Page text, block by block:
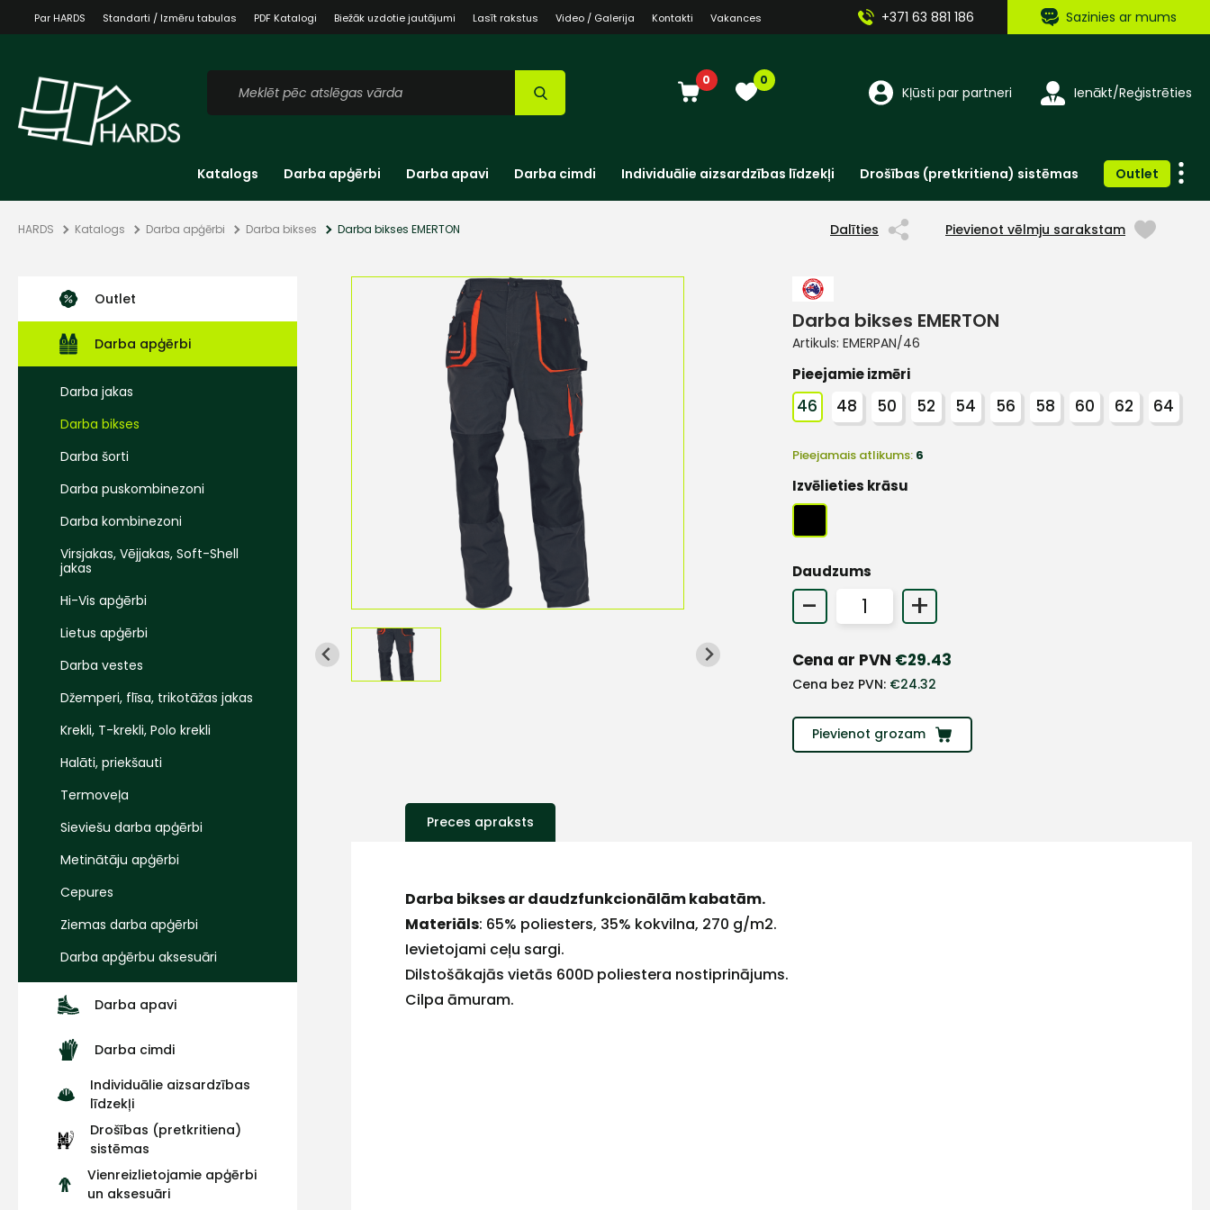
Par HARDS Standarti / Izmēru tabulas PDF Katalogi Biežāk uzdotie jautājumi Lasīt rakstus Video / Galerija Kontakti Vakances +371 63 881 186 Sazinies ar mums
0 0
Kļūsti par partneri Ienākt/Reģistrēties
Katalogs Darba apģērbi Darba apavi Darba cimdi Individuālie aizsardzības līdzekļi Drošības (pretkritiena) sistēmas Outlet
HARDS Katalogs Darba apģērbi Darba bikses Darba bikses EMERTON Dalīties Pievienot vēlmju sarakstam
Outlet
Darba apģērbi
Darba jakas
Darba bikses
Darba šorti
Darba puskombinezoni
Darba kombinezoni
Virsjakas, Vējjakas, Soft-Shell
jakas
Hi-Vis apģērbi
Lietus apģērbi
Darba vestes
Džemperi, flīsa, trikotāžas jakas
Krekli, T-krekli, Polo krekli
Halāti, priekšauti
Termoveļa
Sieviešu darba apģērbi
Metinātāju apģērbi
Cepures
Ziemas darba apģērbi
Darba apģērbu aksesuāri
Darba apavi
Darba cimdi
Individuālie aizsardzības
līdzekļi
Drošības (pretkritiena)
sistēmas
Vienreizlietojamie apģērbi
un aksesuāri
Darba bikses EMERTON
Artikuls: EMERPAN/46
Pieejamie izmēri
46 48 50 52 54 56 58 60 62 64
Pieejamais atlikums: 6
Izvēlieties krāsu
Daudzums
- +
Cena ar PVN €29.43
Cena bez PVN: €24.32
Pievienot grozam
Preces apraksts
Darba bikses ar daudzfunkcionālām kabatām.
Materiāls: 65% poliesters, 35% kokvilna, 270 g/m2.
Ievietojami ceļu sargi.
Dilstošākajās vietās 600D poliestera nostiprinājums.
Cilpa āmuram.